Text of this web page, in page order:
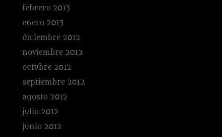
febrero 2013
enero 2013
diciembre 2012
noviembre 2012
octubre 2012
septiembre 2012
agosto 2012
julio 2012
junio 2012